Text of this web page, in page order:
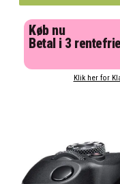
Køb nu
Betal i 3
Klik her for